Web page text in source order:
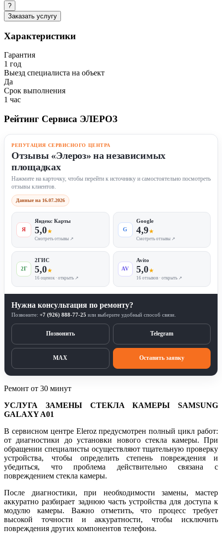
?
Заказать услугу
Характеристики
Гарантия
1 год
Выезд специалиста на объект
Да
Срок выполнения
1 час
Рейтинг Сервиса ЭЛЕРОЗ
РЕПУТАЦИЯ СЕРВИСНОГО ЦЕНТРА
Отзывы «Элероз» на независимых
площадках
Нажмите на карточку, чтобы перейти к источнику и самостоятельно посмотреть
отзывы клиентов.
Данные на 16.07.2026
Я
Яндекс Карты
5,0★
Смотреть отзывы ↗
G
Google
4,9★
Смотреть отзывы ↗
2Г
2ГИС
5,0★
16 оценок · открыть ↗
AV
Avito
5,0★
16 отзывов · открыть ↗
Нужна консультация по ремонту?
Позвоните: +7 (926) 888-77-25 или выберите удобный способ связи.
Позвонить Telegram
MAX Оставить заявку
Ремонт от 30 минут
УСЛУГА ЗАМЕНЫ СТЕКЛА КАМЕРЫ SAMSUNG
GALAXY A01
В сервисном центре Eleroz предусмотрен полный цикл работ:
от диагностики до установки нового стекла камеры. При
обращении специалисты осуществляют тщательную проверку
устройства, чтобы определить степень повреждения и
убедиться, что проблема действительно связана с
повреждением стекла камеры.
После диагностики, при необходимости замены, мастер
аккуратно разбирает заднюю часть устройства для доступа к
модулю камеры. Важно отметить, что процесс требует
высокой точности и аккуратности, чтобы исключить
повреждения других компонентов телефона.